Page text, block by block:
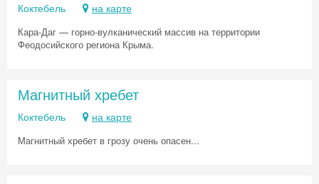
Коктебель на карте
Кара-Даг — горно-вулканический массив на территории
Феодосийского региона Крыма.
Магнитный хребет
Коктебель на карте
Магнитный хребет в грозу очень опасен...
Скидка −5%
Хочешь дешевле? Оставь почту и получи